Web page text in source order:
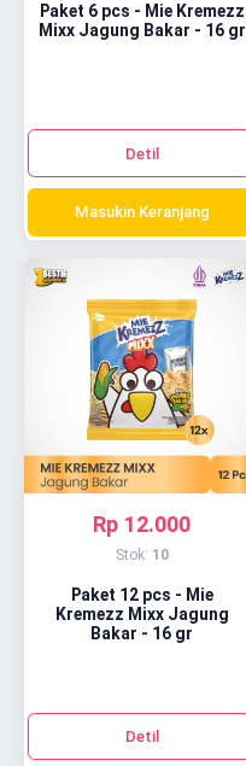
Paket 6 pcs - Mie Kremezz
Mixx Jagung Bakar - 16 gr
Detil
Masukin Keranjang
Rp 12.000
Stok: 10
Paket 12 pcs - Mie
Kremezz Mixx Jagung
Bakar - 16 gr
Detil